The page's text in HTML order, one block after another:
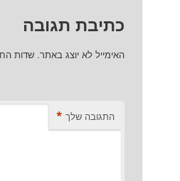
כתיבת תגובה
האימייל לא יוצג באתר. שדות
התגובה שלך *